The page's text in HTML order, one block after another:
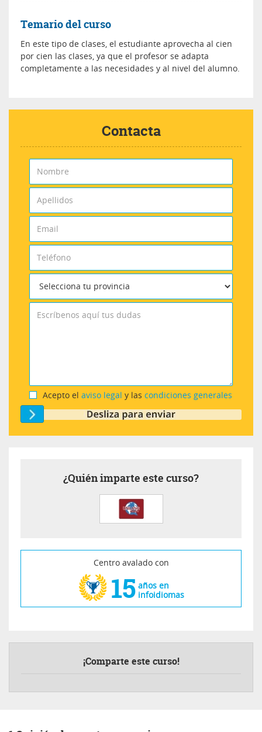
Temario del curso
En este tipo de clases, el estudiante aprovecha al cien
por cien las clases, ya que el profesor se adapta
completamente a las necesidades y al nivel del alumno.
Contacta
Acepto el aviso legal y las condiciones generales
¿Quién imparte este curso?
Centro avalado con
15 años en
infoidiomas
¡Comparte este curso!